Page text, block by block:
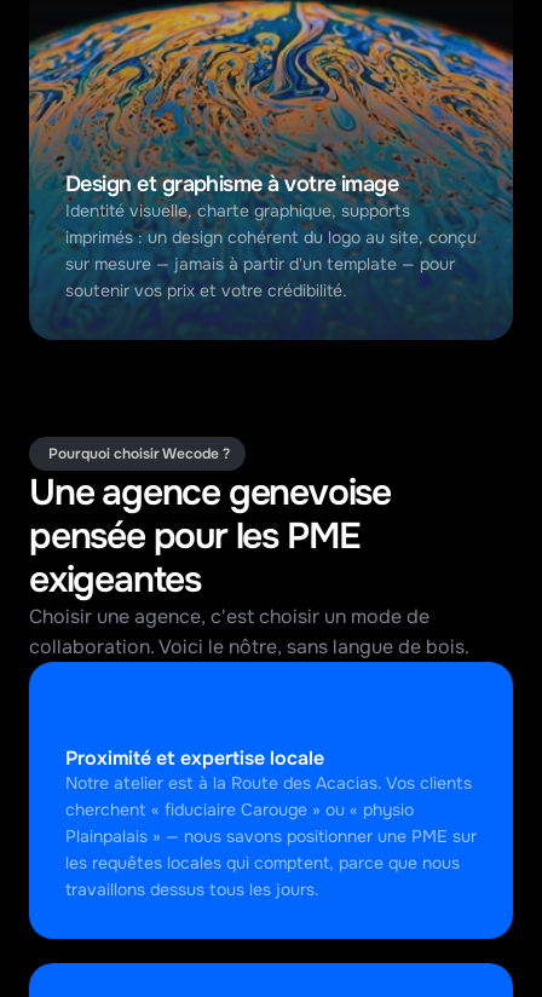
Design et graphisme à votre image
Identité visuelle, charte graphique, supports
imprimés : un design cohérent du logo au site, conçu
sur mesure — jamais à partir d'un template — pour
soutenir vos prix et votre crédibilité.
Pourquoi choisir Wecode ?
Une agence genevoise
pensée pour les PME
exigeantes
Choisir une agence, c'est choisir un mode de
collaboration. Voici le nôtre, sans langue de bois.
Proximité et expertise locale
Notre atelier est à la Route des Acacias. Vos clients
cherchent « fiduciaire Carouge » ou « physio
Plainpalais » — nous savons positionner une PME sur
les requêtes locales qui comptent, parce que nous
travaillons dessus tous les jours.